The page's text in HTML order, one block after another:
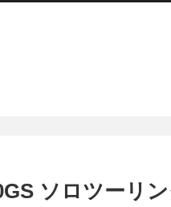
ソロツーリ